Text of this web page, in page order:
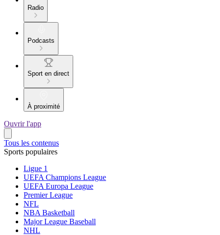
Radio
Podcasts
Sport en direct
À proximité
Ouvrir l'app
Tous les contenus
Sports populaires
Ligue 1
UEFA Champions League
UEFA Europa League
Premier League
NFL
NBA Basketball
Major League Baseball
NHL